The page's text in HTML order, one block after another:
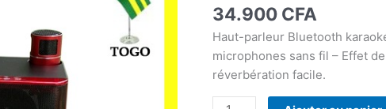
34.900 CFA
Haut-parleur Bluetooth
microphones sans fil – Effet
réverbération facile.
Bluetooth
Karaoké
Su-
Yosd
204